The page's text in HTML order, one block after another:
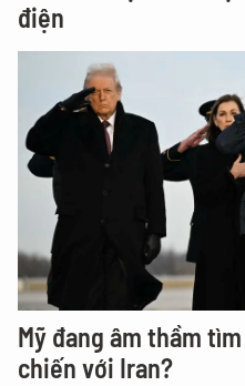
điện
Mỹ đang âm thầm
chiến với Iran?